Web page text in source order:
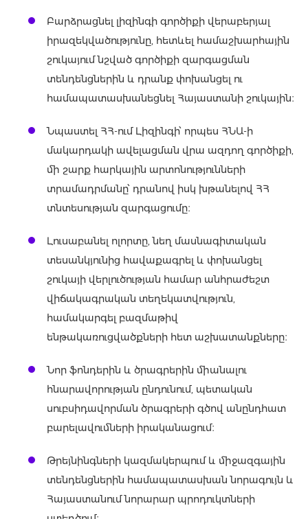
Բարձրացնել լիզինգի գործիքի վերաբերյալ
իրազեկվածությունը, հետևել համաշխարհային
շուկայում նշված գործիքի զարգացման
տենդենցներին և դրանք փոխանցել ու
համապատասխանեցնել Հայաստանի շուկային։
Նպաստել ՀՀ-ում Լիզինգի՝ որպես ՀՆԱ-ի
մակարդակի ավելացման վրա ազդող գործիքի,
մի շարք հարկային արտոնությունների
տրամադրմանը՝ դրանով իսկ խթանելով ՀՀ
տնտեսության զարգացումը։
Լուսաբանել ոլորտը, նեղ մասնագիտական
տեսանկյունից հավաքագրել և փոխանցել
շուկայի վերլուծության համար անհրաժեշտ
վիճակագրական տեղեկատվություն,
համակարգել բազմաթիվ
ենթակառուցվածքների հետ աշխատանքները։
Նոր ֆոնդերին և ծրագրերին միանալու
հնարավորության ընդունում, պետական
սուբսիդավորման ծրագրերի գծով անընդհատ
բարելավումների իրականացում։
Թրեյնինգների կազմակերպում և միջազգային
տենդենցներին համապատասխան նորագույն և
Հայաստանում նորարար պրոդուկտների